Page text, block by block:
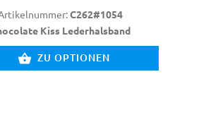
C262#1054
Kiss Lederhalsband
ZU OPTIONEN